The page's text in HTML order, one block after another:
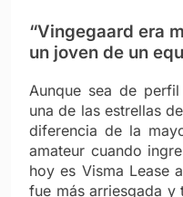
“Vingegaard era
un joven de un
Aunque sea de
una de las estrellas
diferencia de la
amateur cuando
hoy es Visma Lease
fue más arriesgada y